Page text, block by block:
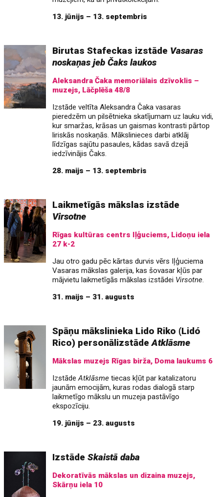
13. jūnijs – 13. septembris
Birutas Stafeckas izstāde Vasaras
noskaņas jeb Čaks laukos
Aleksandra Čaka memoriālais dzīvoklis –
muzejs, Lāčplēša 48/8
Izstāde veltīta Aleksandra Čaka vasaras
pieredzēm un pilsētnieka skatījumam uz lauku vidi,
kur smaržas, krāsas un gaismas kontrasti pārtop
liriskās noskaņās. Mākslinieces darbi atklāj
līdzīgas sajūtu pasaules, kādas savā dzejā
iedzīvinājis Čaks.
28. maijs – 13. septembris
Laikmetīgās mākslas izstāde
Virsotne
Rīgas kultūras centrs Iļģuciems, Lidoņu iela
27 k-2
Jau otro gadu pēc kārtas durvis vērs Iļģuciema
Vasaras mākslas galerija, kas šovasar kļūs par
mājvietu laikmetīgās mākslas izstādei Virsotne.
31. maijs – 31. augusts
Spāņu mākslinieka Lido Riko (Lidó
Rico) personālizstādeAtklāsme
Mākslas muzejs Rīgas birža, Doma laukums 6
IzstādeAtklāsme tiecas kļūt par katalizatoru
jaunām emocijām, kuras rodas dialogā starp
laikmetīgo mākslu un muzeja pastāvīgo
ekspozīciju.
19. jūnijs – 23. augusts
Izstāde Skaistā daba
Dekoratīvās mākslas un dizaina muzejs,
Skārņu iela 10